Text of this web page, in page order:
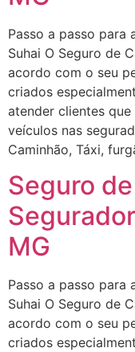
Passo a passo para
Suhai O Seguro de
acordo com o seu
criados
atender clientes
veículos nas
Caminhão, Táxi,
Seguro
MG
Passo a passo para
Suhai O Seguro de
acordo com o seu
criados